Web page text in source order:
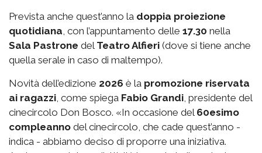
Prevista anche quest’anno la doppia proiezione
quotidiana, con l’appuntamento delle 17.30 nella
Sala Pastrone del Teatro Alfieri (dove si tiene anche
quella serale in caso di maltempo).
Novità dell’edizione 2026 è la promozione riservata
ai ragazzi, come spiega Fabio Grandi, presidente del
cinecircolo Don Bosco. «In occasione del 60esimo
compleanno del cinecircolo, che cade quest’anno -
indica - abbiamo deciso di proporre una iniziativa.